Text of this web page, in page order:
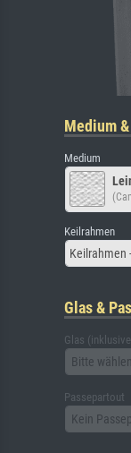
Medium
Medium
Keilrahmen
Keilrahmen
Glas &
Glas
Bitte wählen
Passepartout
Kein